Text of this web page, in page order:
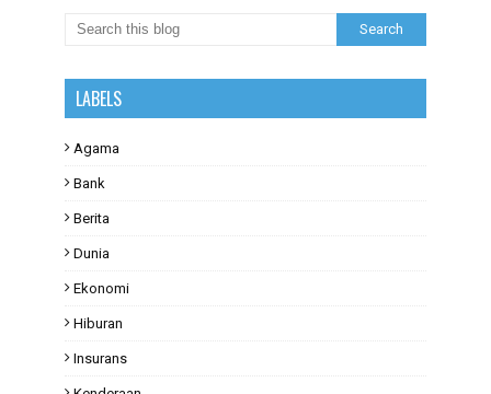
LABELS
Agama
Bank
Berita
Dunia
Ekonomi
Hiburan
Insurans